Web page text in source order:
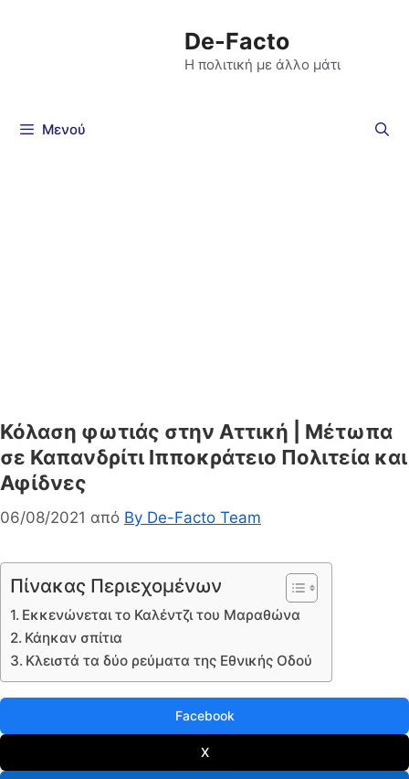
De-Facto
Η πολιτική με άλλο μάτι
Μενού
Κόλαση φωτιάς στην Αττική | Μέτωπα
σε Καπανδρίτι Ιπποκράτειο Πολιτεία και
Αφίδνες
06/08/2021 από By De-Facto Team
Πίνακας Περιεχομένων
Εκκενώνεται το Καλέντζι του Μαραθώνα
Κάηκαν σπίτια
Κλειστά τα δύο ρεύματα της Εθνικής Οδού
Facebook
X